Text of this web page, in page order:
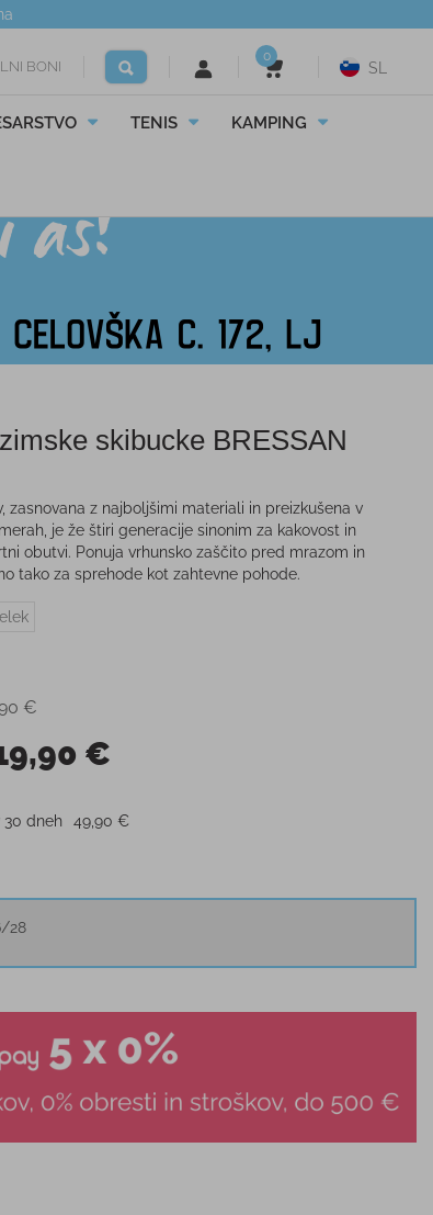
BONI
0
SL
TENIS KAMPING
skibucke BRESSAN
zasnovana z najboljšimi materiali in preizkušena v
je že štiri generacije sinonim za kakovost in
obutvi. Ponuja vrhunsko zaščito pred mrazom in
tako za sprehode kot zahtevne pohode.
€
€
30 dneh 49,90 €
28